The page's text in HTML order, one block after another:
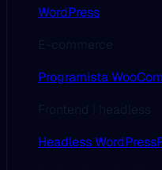
WordPress
Programista
Headless WordPress